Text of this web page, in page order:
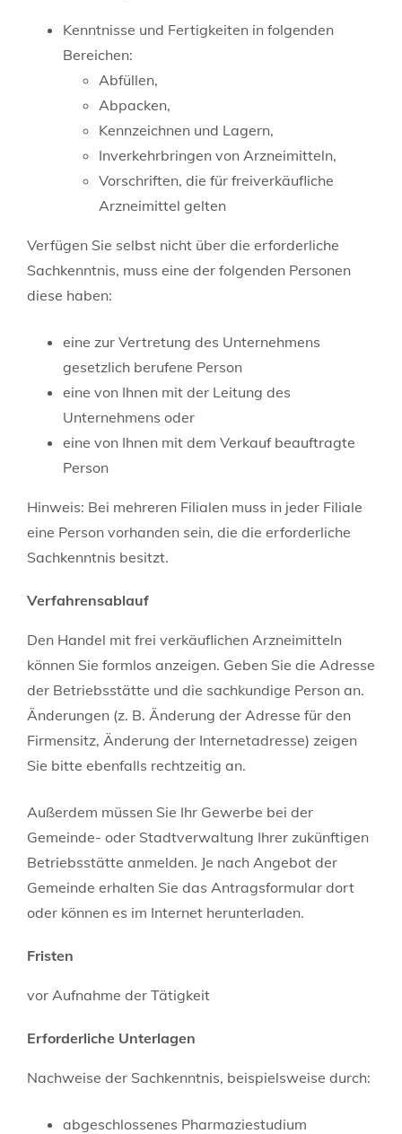
Kenntnisse und Fertigkeiten in folgenden
Bereichen:
Abfüllen,
Abpacken,
Kennzeichnen und Lagern,
Inverkehrbringen von Arzneimitteln,
Vorschriften, die für freiverkäufliche
Arzneimittel gelten
Verfügen Sie selbst nicht über die erforderliche
Sachkenntnis, muss eine der folgenden Personen
diese haben:
eine zur Vertretung des Unternehmens
gesetzlich berufene Person
eine von Ihnen mit der Leitung des
Unternehmens oder
eine von Ihnen mit dem Verkauf beauftragte
Person
Hinweis: Bei mehreren Filialen muss in jeder Filiale
eine Person vorhanden sein, die die erforderliche
Sachkenntnis besitzt.
Verfahrensablauf
Den Handel mit frei verkäuflichen Arzneimitteln
können Sie formlos anzeigen. Geben Sie die Adresse
der Betriebsstätte und die sachkundige Person an.
Änderungen (z. B. Änderung der Adresse für den
Firmensitz, Änderung der Internetadresse) zeigen
Sie bitte ebenfalls rechtzeitig an.
Außerdem müssen Sie Ihr Gewerbe bei der
Gemeinde- oder Stadtverwaltung Ihrer zukünftigen
Betriebsstätte anmelden. Je nach Angebot der
Gemeinde erhalten Sie das Antragsformular dort
oder können es im Internet herunterladen.
Fristen
vor Aufnahme der Tätigkeit
Erforderliche Unterlagen
Nachweise der Sachkenntnis, beispielsweise durch:
abgeschlossenes Pharmaziestudium